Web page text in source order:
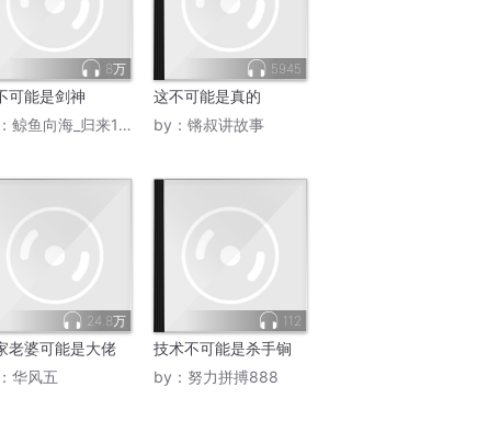
8万
可能是剑神
鲸鱼向海_归来1990
5945
这不可能是真的
by： 锵叔讲故事
24.8万
老婆可能是大佬
华风五
112
技术不可能是杀手锏
by： 努力拼搏888